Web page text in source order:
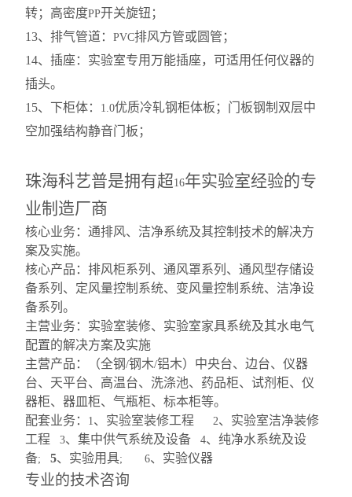
转；高密度PP开关旋钮；
13、排气管道：PVC排风方管或圆管；
14、插座：实验室专用万能插座，可适用任何仪器的
插头。
15、下柜体： 1.0优质冷轧钢柜体板；门板钢制双层中
空加强结构静音门板；
珠海科艺普是拥有超16年实验室经验的专
业制造厂商
核心业务：通排风、洁净系统及其控制技术的解决方
案及实施。
核心产品：排风柜系列、通风罩系列、通风型存储设
备系列、定风量控制系统、变风量控制系统、洁净设
备系列。
主营业务：实验室装修、实验室家具系统及其水电气
配置的解决方案及实施
主营产品：（全钢/钢木/铝木）中央台、边台、仪器
台、天平台、高温台、洗涤池、药品柜、试剂柜、仪
器柜、器皿柜、气瓶柜、标本柜等。
配套业务：
1、实验室装修工程 2、实验室洁净装修
工程
3、集中供气系统及设备 4、纯净水系统及设
备; 5、实验用具; 6、实验仪器
专业的技术咨询